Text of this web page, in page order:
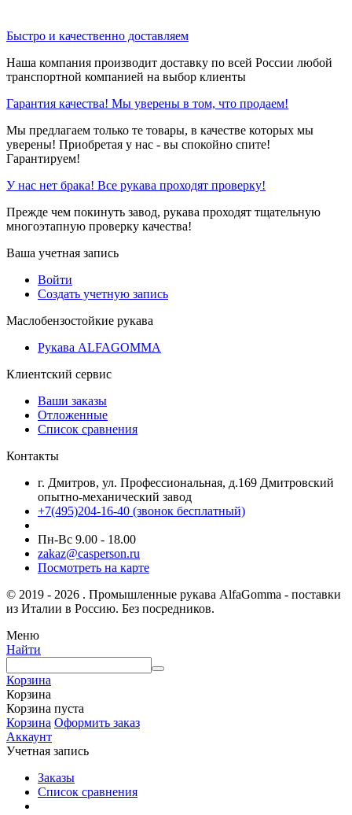
Быстро и качественно доставляем
Наша компания производит доставку по всей России любой
транспортной компанией на выбор клиенты
Гарантия качества! Мы уверены в том, что продаем!
Мы предлагаем только те товары, в качестве которых мы
уверены! Приобретая у нас - вы спокойно спите!
Гарантируем!
У нас нет брака! Все рукава проходят проверку!
Прежде чем покинуть завод, рукава проходят тщательную
многоэтапную проверку качества!
Ваша учетная запись
Войти
Создать учетную запись
Маслобензостойкие рукава
Рукава ALFAGOMMA
Клиентский сервис
Ваши заказы
Отложенные
Список сравнения
Контакты
г. Дмитров, ул. Профессиональная, д.169 Дмитровский
опытно-механический завод
+7(495)204-16-40 (звонок бесплатный)
Пн-Вс 9.00 - 18.00
zakaz@casperson.ru
Посмотреть на карте
© 2019 - 2026 . Промышленные рукава AlfaGomma - поставки
из Италии в Россию. Без посредников.
Меню
Найти
Корзина
Корзина
Корзина пуста
Корзина Оформить заказ
Аккаунт
Учетная запись
Заказы
Список сравнения